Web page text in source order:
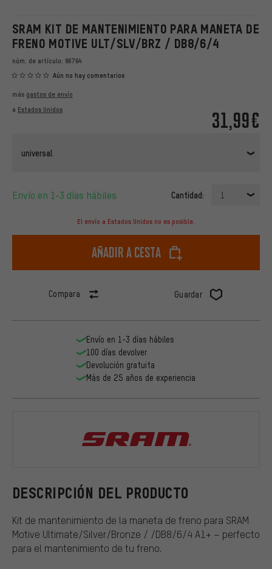
SRAM KIT DE MANTENIMIENTO PARA MANETA DE
FRENO MOTIVE ULT/SLV/BRZ / DB8/6/4
núm. de artículo: 96764
Aún no hay comentarios
31,99€
más gastos de envío
a Estados Unidos
universal
Envío en 1-3 días hábiles Cantidad: 1
El envío a Estados Unidos no es posible.
Añadir a cesta
Compara Guardar
DESCRIPCIÓN DEL PRODUCTO
Kit de mantenimiento de la maneta de freno para SRAM
Motive Ultimate/Silver/Bronze / /DB8/6/4 A1+ – perfecto
para el mantenimiento de tu freno.
Envío en 1-3 días hábiles
100 días devolver
Devolución gratuita
Más de 25 años de experiencia
SRAM